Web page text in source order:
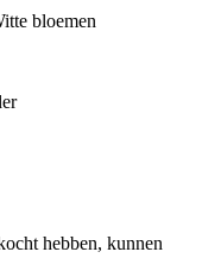
bloemen
hebben, kunnen